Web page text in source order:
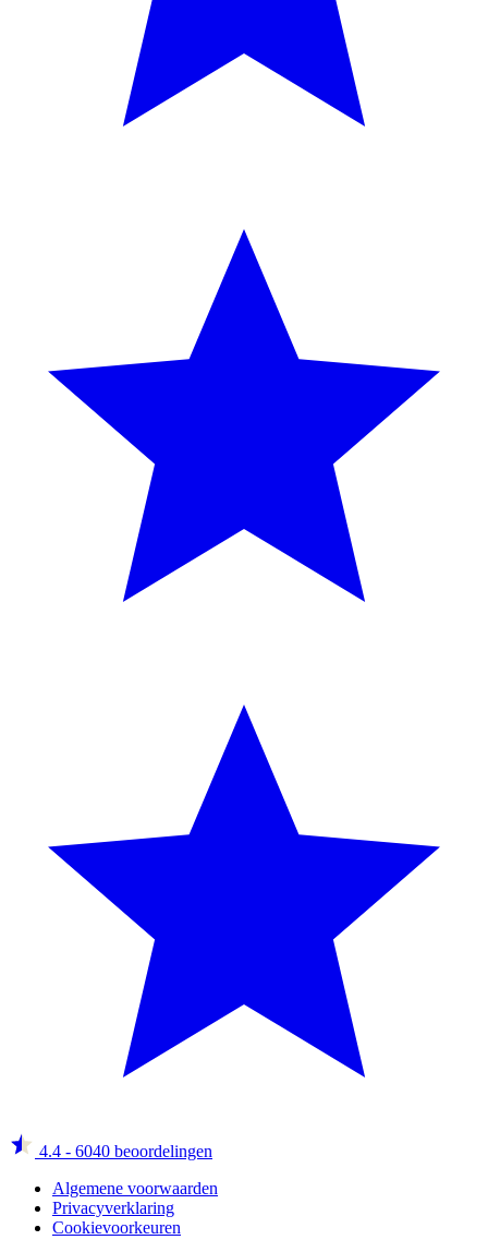
4.4 - 6040 beoordelingen
Algemene voorwaarden
Privacyverklaring
Cookievoorkeuren